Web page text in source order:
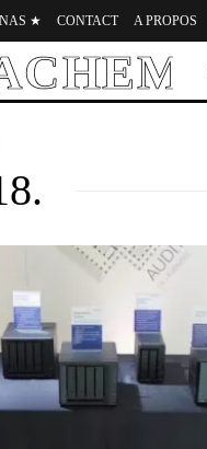
★ CONTACT A PROPOS